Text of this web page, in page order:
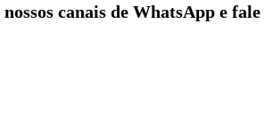
canais de WhatsApp e fale